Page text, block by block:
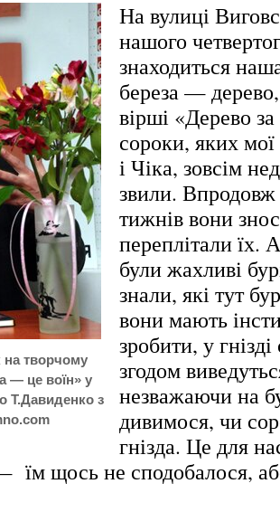
на творчому
— це воїн» у
Т.Давиденко з
На вулиці
нашого
знаходиться
береза —
вірші «Дерево
сороки, яких мої
і Чіка, зовсім
звили. Впродовж
тижнів вони
переплітали їх.
були жахливі
знали, які тут
вони мають
зробити, у
згодом
незважаючи на
дивимося, чи
гнізда. Це для
їм щось не сподобалося,